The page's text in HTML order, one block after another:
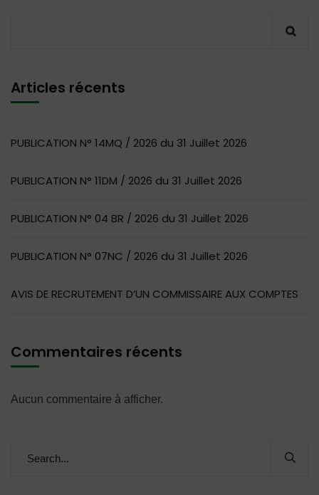
Articles récents
PUBLICATION N° 14MQ / 2026 du 31 Juillet 2026
PUBLICATION N° 11DM / 2026 du 31 Juillet 2026
PUBLICATION N° 04 BR / 2026 du 31 Juillet 2026
PUBLICATION N° 07NC / 2026 du 31 Juillet 2026
AVIS DE RECRUTEMENT D’UN COMMISSAIRE AUX COMPTES
Commentaires récents
Aucun commentaire à afficher.